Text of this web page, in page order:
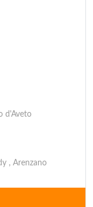
d'Aveto
, Arenzano